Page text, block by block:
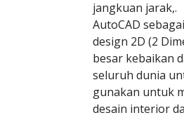
jangkuan jarak,.
AutoCAD
design 2D (2
besar kebaikan
seluruh dunia
gunakan untuk
desain interior